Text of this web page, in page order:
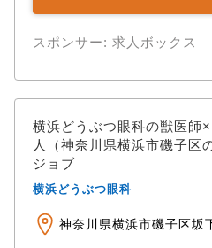
スポンサー: 求人ボックス
横浜どうぶつ眼科の獣医師
人（神奈川県横浜市磯子区
ジョブ
横浜どうぶつ眼科
神奈川県横浜市磯子区坂